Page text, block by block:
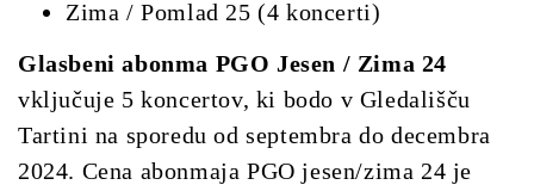
Zima / Pomlad 25 (4 koncerti)
Glasbeni abonma PGO Jesen / Zima 24
vključuje 5 koncertov, ki bodo v Gledališču
Tartini na sporedu od septembra do decembra
2024. Cena abonmaja PGO jesen/zima 24 je